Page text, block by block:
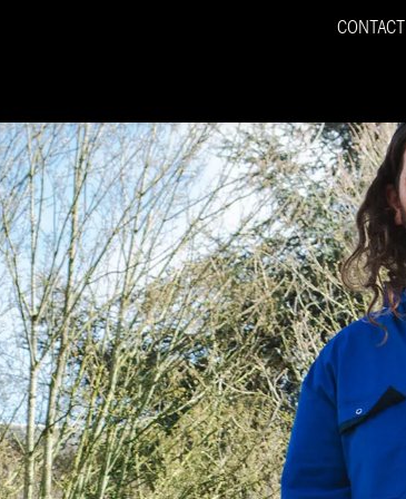
CONTACT